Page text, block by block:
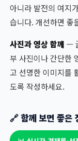
아니라 발전의 여지
습니다. 개선하면 좋
사진과 영상 함께 —
부 사진이나 간단한
고 선명한 이미지를
도록 작성하세요.
🔗 함께 보면 좋은